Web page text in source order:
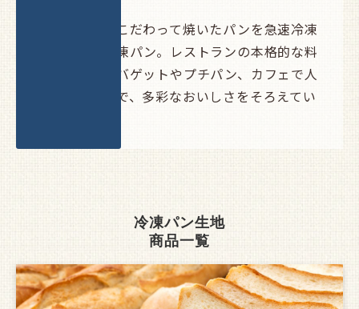
素材と製法にこだわって焼いたパンを急速冷凍
した焼成後冷凍パン。レストランの本格的な料
理に合わせるバゲットやプチパン、カフェで人
気の洋菓子まで、多彩なおいしさをそろえてい
冷凍パン生地
商品一覧